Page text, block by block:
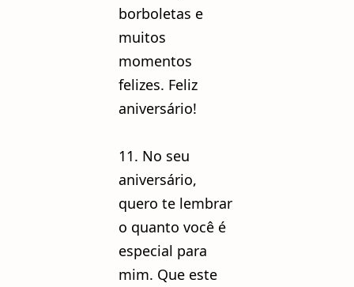
borboletas e
muitos
momentos
felizes. Feliz
aniversário!
11. No seu
aniversário,
quero te lembrar
o quanto você é
especial para
mim. Que este